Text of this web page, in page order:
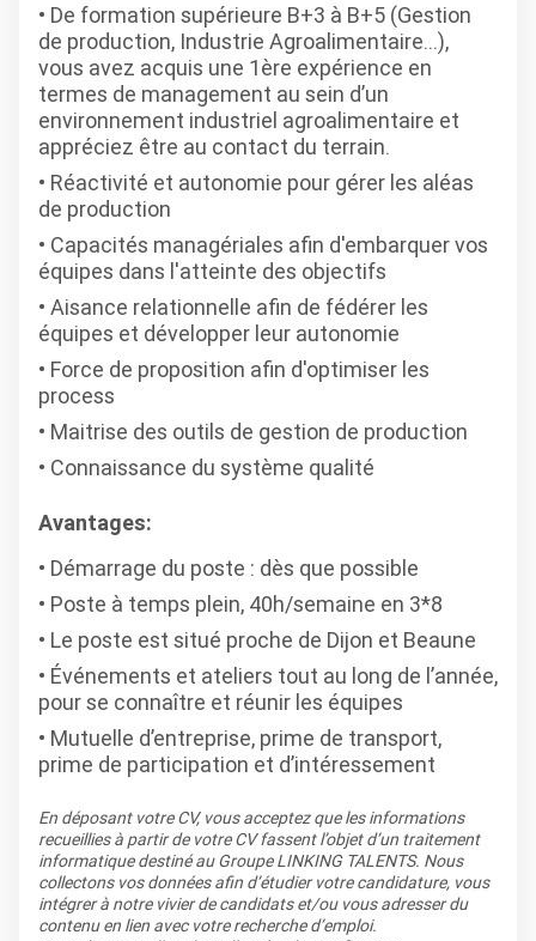
De formation supérieure B+3 à B+5 (Gestion
de production, Industrie Agroalimentaire…),
vous avez acquis une 1ère expérience en
termes de management au sein d’un
environnement industriel agroalimentaire et
appréciez être au contact du terrain.
Réactivité et autonomie pour gérer les aléas
de production
Capacités managériales afin d'embarquer vos
équipes dans l'atteinte des objectifs
Aisance relationnelle afin de fédérer les
équipes et développer leur autonomie
Force de proposition afin d'optimiser les
process
Maitrise des outils de gestion de production
Connaissance du système qualité
Avantages:
Démarrage du poste : dès que possible
Poste à temps plein, 40h/semaine en 3*8
Le poste est situé proche de Dijon et Beaune
Événements et ateliers tout au long de l’année,
pour se connaître et réunir les équipes
Mutuelle d’entreprise, prime de transport,
prime de participation et d’intéressement
En déposant votre CV, vous acceptez que les informations
recueillies à partir de votre CV fassent l’objet d’un traitement
informatique destiné au Groupe LINKING TALENTS. Nous
collectons vos données afin d’étudier votre candidature, vous
intégrer à notre vivier de candidats et/ou vous adresser du
contenu en lien avec votre recherche d’emploi.